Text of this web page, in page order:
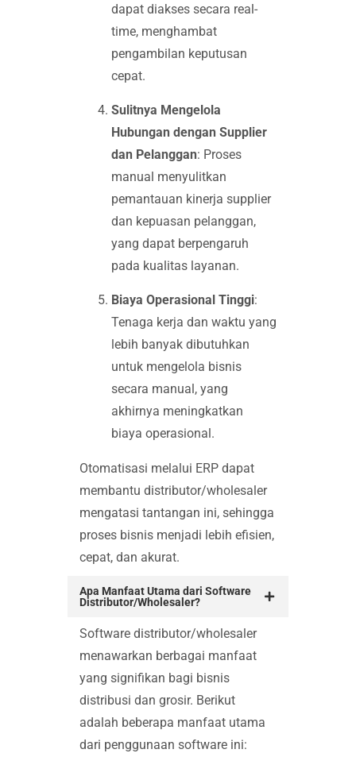
dapat diakses secara real-
time, menghambat
pengambilan keputusan
cepat.
Sulitnya Mengelola
Hubungan dengan Supplier
dan Pelanggan: Proses
manual menyulitkan
pemantauan kinerja supplier
dan kepuasan pelanggan,
yang dapat berpengaruh
pada kualitas layanan.
Biaya Operasional Tinggi:
Tenaga kerja dan waktu yang
lebih banyak dibutuhkan
untuk mengelola bisnis
secara manual, yang
akhirnya meningkatkan
biaya operasional.
Otomatisasi melalui ERP dapat
membantu distributor/wholesaler
mengatasi tantangan ini, sehingga
proses bisnis menjadi lebih efisien,
cepat, dan akurat.
Apa Manfaat Utama dari Software
Distributor/Wholesaler?
Software distributor/wholesaler
menawarkan berbagai manfaat
yang signifikan bagi bisnis
distribusi dan grosir. Berikut
adalah beberapa manfaat utama
dari penggunaan software ini: